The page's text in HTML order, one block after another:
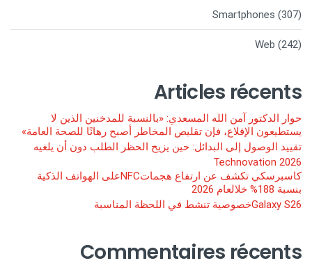
Smartphones (307)
Web (242)
Articles récents
حوار الدكتور آمن الله المسعدي: «بالنسبة للمدخنين الذين لا
يستطيعون الإقلاع، فإن تقليص المخاطر أصبح رهانًا للصحة العامة»
تقييد الوصول إلى البدائل: حين يزيح الحظر الطلب دون أن يلغيه
Technovation 2026
كاسبرسكي تكشف عن ارتفاع هجماتNFCعلى الهواتف الذكية
بنسبة 188% خلالعام 2026
Galaxy S26خصوصية تنشط في اللحظة المناسبة
Commentaires récents